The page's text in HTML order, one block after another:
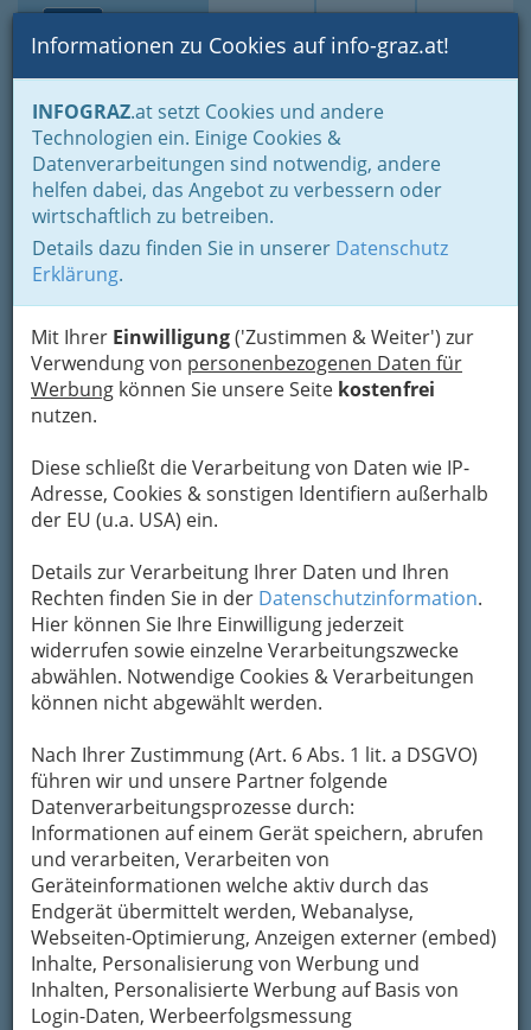
Suche Login Toggle
Informationen zu Cookies auf info-graz.at!
INFOGRAZ.at setzt Cookies und andere
Technologien ein. Einige Cookies &
Datenverarbeitungen sind notwendig, andere
helfen dabei, das Angebot zu verbessern oder
wirtschaftlich zu betreiben.
Details dazu finden Sie in unserer Datenschutz
Erklärung.
Mit Ihrer Einwilligung('Zustimmen & Weiter') zur
Verwendung von personenbezogenen Daten für
Werbung können Sie unsere Seite kostenfrei
nutzen.
Diese schließt die Verarbeitung von Daten wie IP-
Adresse, Cookies & sonstigen Identifiern außerhalb
der EU (u.a. USA) ein.
Details zur Verarbeitung Ihrer Daten und Ihren
Rechten finden Sie in der Datenschutzinformation.
Hier können Sie Ihre Einwilligung jederzeit
widerrufen sowie einzelne Verarbeitungszwecke
abwählen. Notwendige Cookies & Verarbeitungen
können nicht abgewählt werden.
Nach Ihrer Zustimmung (Art. 6 Abs. 1 lit. a DSGVO)
führen wir und unsere Partner folgende
Datenverarbeitungsprozesse durch:
Informationen auf einem Gerät speichern, abrufen
und verarbeiten, Verarbeiten von
Geräteinformationen welche aktiv durch das
Endgerät übermittelt werden, Webanalyse,
Webseiten-Optimierung, Anzeigen externer (embed)
Inhalte, Personalisierung von Werbung und
Inhalten, Personalisierte Werbung auf Basis von
Login-Daten, Werbeerfolgsmessung
Home Branchen
Bioclub.at
Krottendorfer Straße 81, 8052 Graz
+43 316 8050 - 7149
+43 316 8050 - 7140
Karte
Karte anzeigen
Kontaktaufnahme
Um die Info-Graz Firmen
Übermittlung Ihrer Nachricht ein sicheres
Formular. Ihre Nachricht wird nach dem
Absenden umgehend per Mail an das
Unternehmen Bioclub.at weitergeleitet.
Mein Name
Meine Email Adresse
Mein Betreff
Meine Nachricht